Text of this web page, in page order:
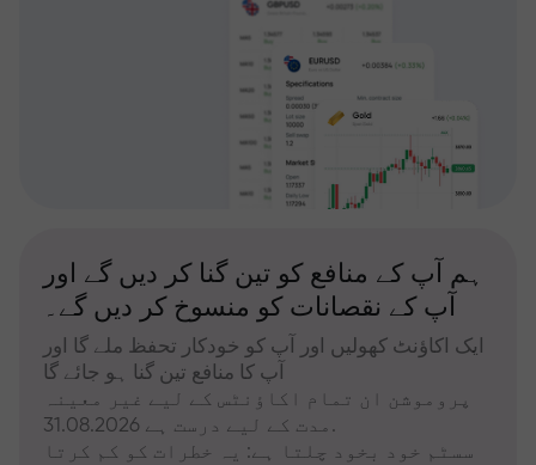
ہم آپ کے منافع کو تین گنا کر دیں گے اور
آپ کے نقصانات کو منسوخ کر دیں گے۔
ایک اکاؤنٹ کھولیں اور آپ کو خودکار تحفظ ملے گا اور
آپ کا منافع تین گنا ہو جائے گا
پروموشن ان تمام اکاؤنٹس کے لیے غیر معینہ
مدت کے لیے درست ہے 31.08.2026.
سسٹم خود بخود چلتا ہے: یہ خطرات کو کم کرتا